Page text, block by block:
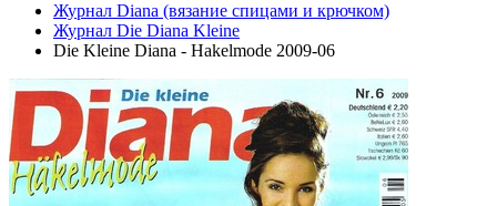
Журнал Diana (вязание спицами и крючком)
Журнал Die Diana Kleine
Die Kleine Diana - Hakelmode 2009-06